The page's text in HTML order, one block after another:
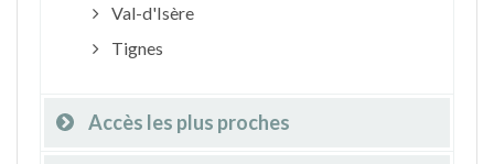
Val-d'Isère
Tignes
Accès les plus proches